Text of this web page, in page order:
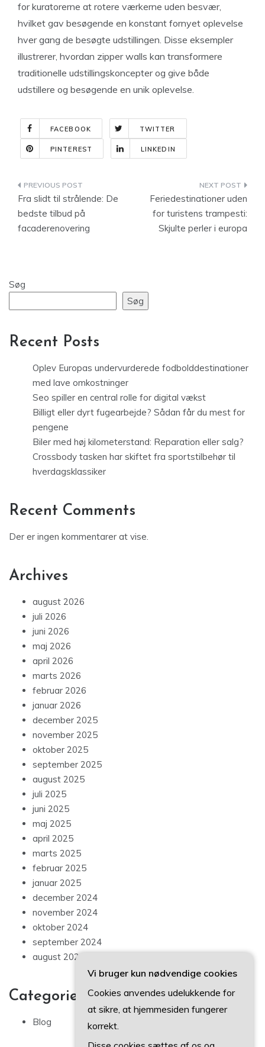
for kuratorerne at rotere værkerne uden besvær,
hvilket gav besøgende en konstant fornyet oplevelse
hver gang de besøgte udstillingen. Disse eksempler
illustrerer, hvordan zipper walls kan transformere
traditionelle udstillingskoncepter og give både
udstillere og besøgende en unik oplevelse.
FACEBOOK TWITTER
PINTEREST LINKEDIN
Indlægsnavigation
Fra slidt til strålende: De
bedste tilbud på
facaderenovering
Feriedestinationer uden
for turistens trampesti:
Skjulte perler i europa
Søg
Søg
Recent Posts
Oplev Europas undervurderede fodbolddestinationer
med lave omkostninger
Seo spiller en central rolle for digital vækst
Billigt eller dyrt fugearbejde? Sådan får du mest for
pengene
Biler med høj kilometerstand: Reparation eller salg?
Crossbody tasken har skiftet fra sportstilbehør til
hverdagsklassiker
Recent Comments
Der er ingen kommentarer at vise.
Archives
august 2026
juli 2026
juni 2026
maj 2026
april 2026
marts 2026
februar 2026
januar 2026
december 2025
november 2025
oktober 2025
september 2025
august 2025
juli 2025
juni 2025
maj 2025
april 2025
marts 2025
februar 2025
januar 2025
december 2024
november 2024
oktober 2024
september 2024
august 2024
Categories
Blog
Vi bruger kun nødvendige cookies
Cookies anvendes udelukkende for
at sikre, at hjemmesiden fungerer
korrekt.